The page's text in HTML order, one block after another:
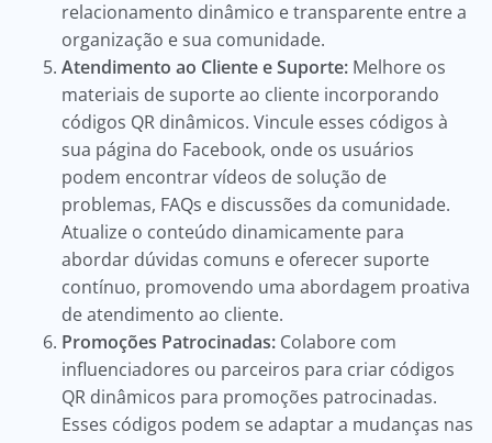
relacionamento dinâmico e transparente entre a
organização e sua comunidade.
Atendimento ao Cliente e Suporte: Melhore os
materiais de suporte ao cliente incorporando
códigos QR dinâmicos. Vincule esses códigos à
sua página do Facebook, onde os usuários
podem encontrar vídeos de solução de
problemas, FAQs e discussões da comunidade.
Atualize o conteúdo dinamicamente para
abordar dúvidas comuns e oferecer suporte
contínuo, promovendo uma abordagem proativa
de atendimento ao cliente.
Promoções Patrocinadas: Colabore com
influenciadores ou parceiros para criar códigos
QR dinâmicos para promoções patrocinadas.
Esses códigos podem se adaptar a mudanças nas